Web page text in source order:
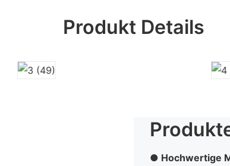
Produkt Details
● Hochwertige